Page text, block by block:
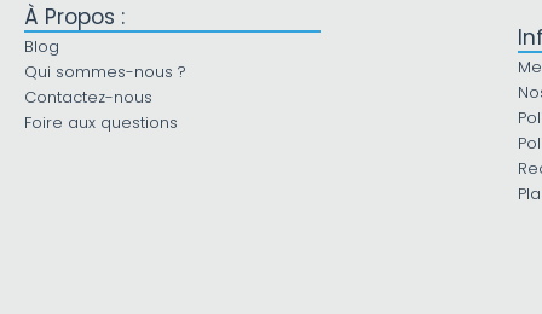
À Propos :
Blog
Qui sommes-nous ?
Contactez-nous
Foire aux questions